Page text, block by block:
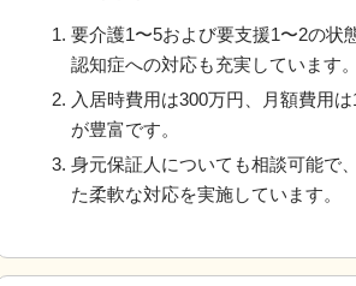
要介護1〜5および要支援1〜2の状
認知症への対応も充実しています。
入居時費用は300万円、月額費用
が豊富です。
身元保証人についても相談可能で
た柔軟な対応を実施しています。